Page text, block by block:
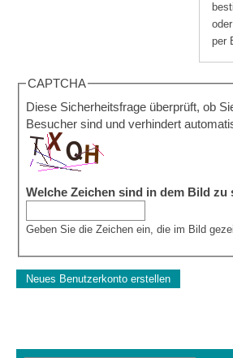
per
CAPTCHA
Diese Sicherheitsfrage überprüft, ob
Besucher sind und verhindert
Welche Zeichen sind in dem Bild zu
Geben Sie die Zeichen ein, die im Bild